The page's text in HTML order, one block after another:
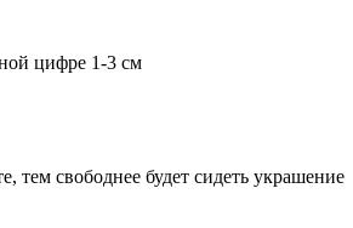
цифре 1-3 см
тем свободнее будет сидеть украшение